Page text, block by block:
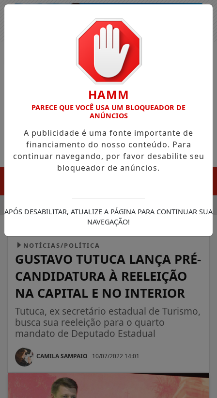
NOTÍCIAS/POLÍTICA
GUSTAVO TUTUCA LANÇA PRÉ-
CANDIDATURA À REELEIÇÃO
NA CAPITAL E NO INTERIOR
Tutuca, ex secretário estadual de Turismo,
busca sua reeleição para o quarto
mandato de Deputado Estadual
CAMILA SAMPAIO 10/07/2022 14:01
HAMM
PARECE QUE VOCÊ USA UM BLOQUEADOR DE
ANÚNCIOS
A publicidade é uma fonte importante de
financiamento do nosso conteúdo. Para
continuar navegando, por favor desabilite seu
bloqueador de anúncios.
APÓS DESABILITAR, ATUALIZE A PÁGINA PARA CONTINUAR SUA
NAVEGAÇÃO!